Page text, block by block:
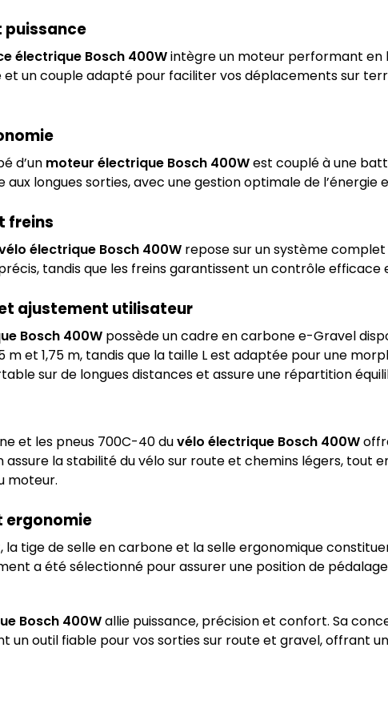
électrique Bosch 400Wintègre un moteur performant en
et un couple adapté pour faciliter vos déplacements sur
d’un moteur électrique Bosch 400West couplé à une
longues sorties, avec une gestion optimale de l’énergie
freins
électrique Bosch 400Wrepose sur un système complet
tandis que les freins garantissent un contrôle efficace
ajustement utilisateur
Bosch 400Wpossède un cadre en carbone e-Gravel
m et 1,75 m, tandis que la taille L est adaptée pour une
sur de longues distances et assure une répartition
et les pneus 700C-40 duvélo électrique Bosch 400W
la stabilité du vélo sur route et chemins légers, tout
moteur.
ergonomie
la tige de selle en carbone et la selle ergonomique
a été sélectionné pour assurer une position de
Bosch 400Wallie puissance, précision et confort. Sa
un outil fiable pour vos sorties sur route et gravel, offrant